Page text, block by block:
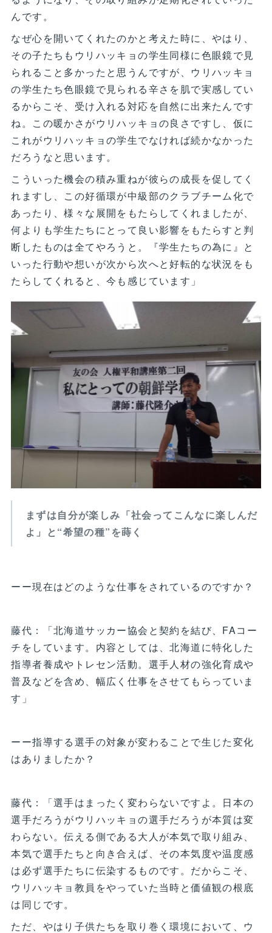
んです。
なぜ心を開いてくれたのかと考えた時に、やはり、
その子たちもウリハッキョの学生同様に色眼鏡で見
られること多かったと思うんですが、ウリハッキョ
の学生たち色眼鏡で見られる辛さを肌で実感してい
るからこそ、受け入れる対応を自然に出来たんです
ね。この暖かさがウリハッキョの良さですし、仮に
これがウリハッキョの学生でなければ続かなかった
だろうなと思います。
こういった機会の積み重ねが彼らの成長を促してく
れますし、この好循環が中級部のクラブチーム化で
あったり、様々な展開をもたらしてくれましたが、
何よりも学生たちにとって良い影響をもたらすと判
断したものは全てやろうと。『学生たちの為に』と
いった行動や想いが次から次へと好転的な状況をも
たらしてくれると、今も感じています」
まずは自分が楽しみ「社会ってこんなに楽しんだ
よ」と“希望の種”を蒔く
ーー現在はどのような仕事をされているのですか？
藤代：「北海道サッカー協会と契約を結び、FAコー
チをしています。内容としては、北海道に特化した
指導者養成やトレセン活動。選手人材の強化育成や
普及などを含め、幅広く仕事をさせてもらっていま
す」
ーー指導する選手の対象が変わることで生じた変化
はありましたか？
藤代：「選手はまったく変わらないですよ。日本の
選手だろうがウリハッキョの選手だろうが本質は変
わらない。伝える側である大人が本気で取り組み、
本気で選手たちと向き合えば、その本気度や温度感
は必ず選手たちに伝染するものです。だからこそ、
ウリハッキョ教員をやっていた当時と価値観の根底
は同じです。
ただ、やはり子供たちを取り巻く環境において、ウ